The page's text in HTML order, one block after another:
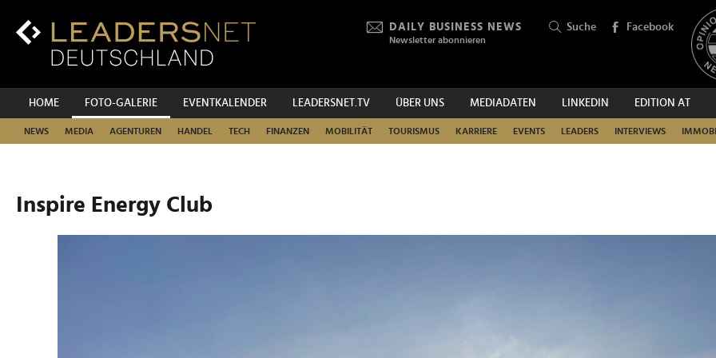
Inhalt
Hauptnavigation
DAILY BUSINESS NEWS
Newsletter abonnieren
Suche Facebook
HOME FOTO-GALERIE EVENTKALENDER LEADERSNET.TV ÜBER UNS MEDIADATEN LINKEDIN EDITION AT
NEWS MEDIA AGENTUREN HANDEL TECH FINANZEN MOBILITÄT TOURISMUS KARRIERE EVENTS LEADERS INTERVIEWS
SUCHEN
Inspire Energy Club